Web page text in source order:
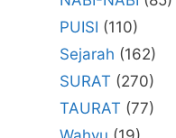
PUISI (110)
Sejarah (162)
SURAT (270)
TAURAT (77)